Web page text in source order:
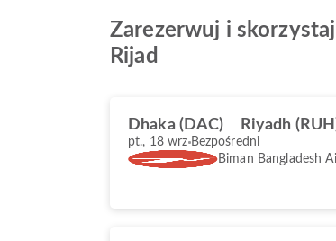
Zarezerwuj i
Rijad
Dhaka (DAC) Riyadh
pt., 18 wrz Bezpośredni
Biman Bangladesh